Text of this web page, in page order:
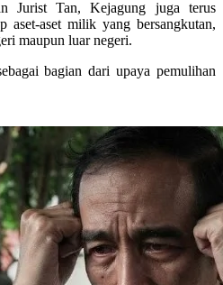
Jurist Tan, Kejagung juga terus
aset-aset milik yang bersangkutan,
maupun luar negeri.
bagian dari upaya pemulihan